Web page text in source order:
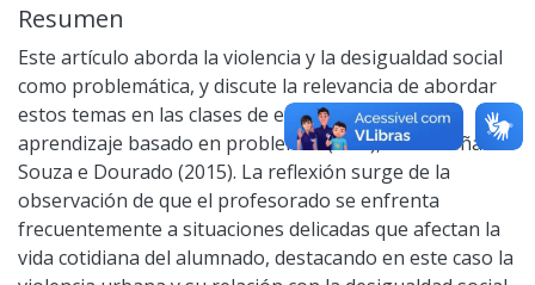
Resumen
Este artículo aborda la violencia y la desigualdad social
como problemática, y discute la relevancia de abordar
estos temas en las clases de español mediante el
aprendizaje basado en problemas (ABP), como señalan
Souza e Dourado (2015). La reflexión surge de la
observación de que el profesorado se enfrenta
frecuentemente a situaciones delicadas que afectan la
vida cotidiana del alumnado, destacando en este caso la